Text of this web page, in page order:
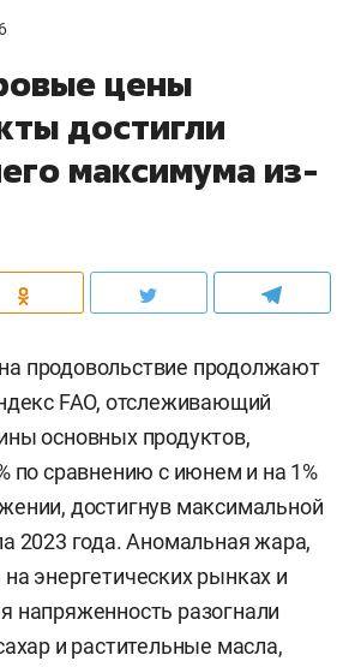
цены
достигли
максимума из-
продовольствие продолжают
FAO, отслеживающий
основных продуктов,
по сравнению с июнем и на 1%
достигнув максимальной
2023 года. Аномальная жара,
энергетических рынках и
напряженность разогнали
и растительные масла,